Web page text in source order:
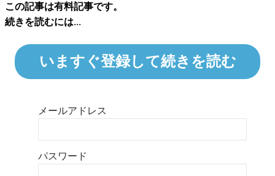
この記事は有料記事です。
続きを読むには...
いますぐ登録して続きを読む
メールアドレス
パスワード